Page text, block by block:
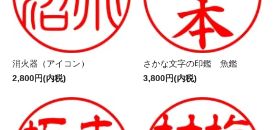
消火器（アイコン）
2,800円(内税)
さかな文字の印鑑 魚鑑
3,800円(内税)